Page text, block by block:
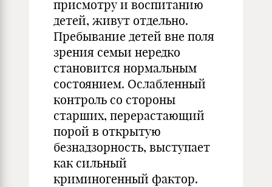
присмотру и воспитанию
детей, живут отдельно.
Пребывание детей вне поля
зрения семьи нередко
становится нормальным
состоянием. Ослабленный
контроль со стороны
старших, перерастающий
порой в открытую
безнадзорность, выступает
как сильный
криминогенный фактор.